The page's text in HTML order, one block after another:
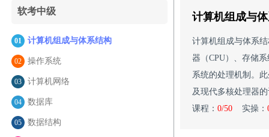
软考中级
01 计算机组成与体系结构
02 操作系统
03 计算机网络
04 数据库
05 数据结构
计算机组成与
计算机组成与体系
器（CPU）、存储
系统的处理机制。
及现代多核处理器
课程： 0/50 实操：